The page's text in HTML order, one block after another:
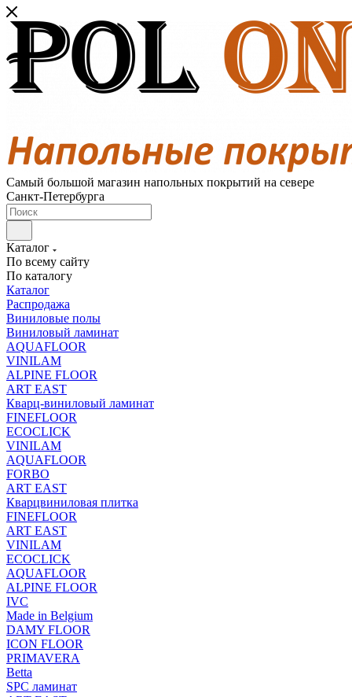
Самый большой магазин напольных покрытий на севере
Санкт-Петербурга
Каталог
По всему сайту
По каталогу
Каталог
Распродажа
Виниловые полы
Виниловый ламинат
AQUAFLOOR
VINILAM
ALPINE FLOOR
ART EAST
Кварц-виниловый ламинат
FINEFLOOR
ECOCLICK
VINILAM
AQUAFLOOR
FORBO
ART EAST
Кварцвиниловая плитка
FINEFLOOR
ART EAST
VINILAM
ECOCLICK
AQUAFLOOR
ALPINE FLOOR
IVC
Made in Belgium
DAMY FLOOR
ICON FLOOR
PRIMAVERA
Betta
SPC ламинат